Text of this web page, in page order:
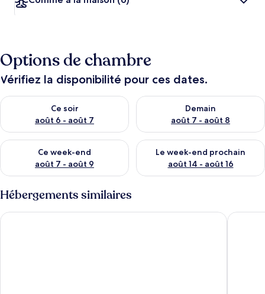
Options de chambre
Vérifiez la disponibilité pour ces dates.
Ce soir
août 6 - août 7
Vérifier la disponibilité pour ce soir août 6 - août 7
Demain
août 7 - août 8
Vérifier la disponibilité pour
Ce week-end
août 7 - août 9
Vérifier la disponibilité pour ce week-end août 7 - août 9
Le week-end prochain
août 14 - août 16
Vérifier la disponibilité pour
Hébergements similaires
Santorinn Suites